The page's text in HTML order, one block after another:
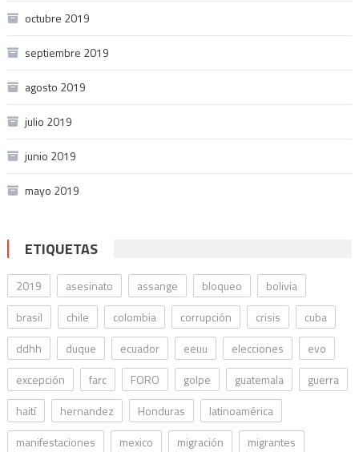
octubre 2019
septiembre 2019
agosto 2019
julio 2019
junio 2019
mayo 2019
ETIQUETAS
2019 asesinato assange bloqueo
bolivia
brasil
chile colombia corrupción crisis
cuba
ddhh
duque ecuador eeuu elecciones
evo
excepción
farc FORO golpe guatemala
guerra
haití
hernandez Honduras
latinoamérica
manifestaciones
mexico migración migrantes